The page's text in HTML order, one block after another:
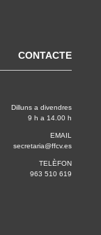
CONTACTE
Dilluns a divendres
9 h a 14.00 h
EMAIL
secretaria@ffcv.es
TELÈFON
963 510 619